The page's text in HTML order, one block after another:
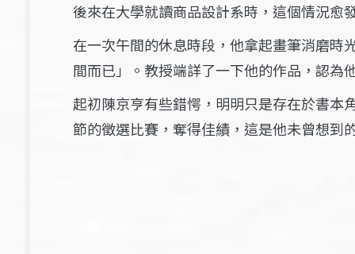
後來在大學就讀商品設計系時，這個情況愈
在一次午間的休息時段，他拿起畫筆消磨時
間而已」。教授端詳了一下他的作品，認為
起初陳京亨有些錯愕，明明只是存在於書本
節的徵選比賽，奪得佳績，這是他未曾想到